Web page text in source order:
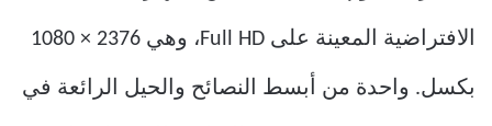
الافتراضية المعينة على Full HD، وهي 2376 × 1080
بكسل. واحدة من أبسط النصائح والحيل الرائعة في